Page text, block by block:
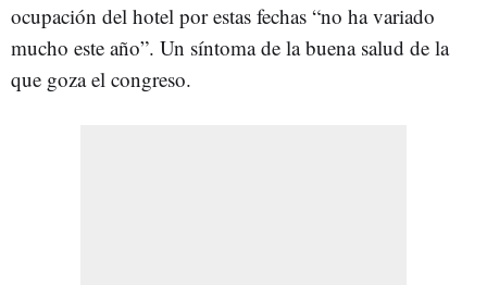
ocupación del hotel por estas fechas “no ha variado
mucho este año”. Un síntoma de la buena salud de la
que goza el congreso.